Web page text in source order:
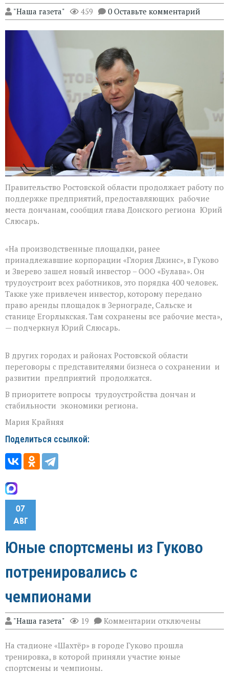
"Наша газета" 459 0 Оставьте комментарий
Правительство Ростовской области продолжает работу по
поддержке предприятий, предоставляющих рабочие
места дончанам, сообщил глава Донского региона Юрий
Слюсарь.
«На производственные площадки, ранее
принадлежавшие корпорации «Глория Джинс», в Гуково
и Зверево зашел новый инвестор – ООО «Булава». Он
трудоустроит всех работников, это порядка 400 человек.
Также уже привлечен инвестор, которому передано
право аренды площадок в Зернограде, Сальске и
станице Егорлыкская. Там сохранены все рабочие места»,
— подчеркнул Юрий Слюсарь.
В других городах и районах Ростовской области
переговоры с представителями бизнеса о сохранении и
развитии предприятий продолжатся.
В приоритете вопросы трудоустройства дончан и
стабильности экономики региона.
Мария Крайняя
Поделиться ссылкой:
07
АВГ
Юные спортсмены из Гуково
потренировались с
чемпионами
"Наша газета" 19 Комментарии к
записи
спортсмены
из
отключены
На стадионе «Шахтёр» в городе Гуково прошла
тренировка, в которой приняли участие юные
спортсмены и чемпионы.